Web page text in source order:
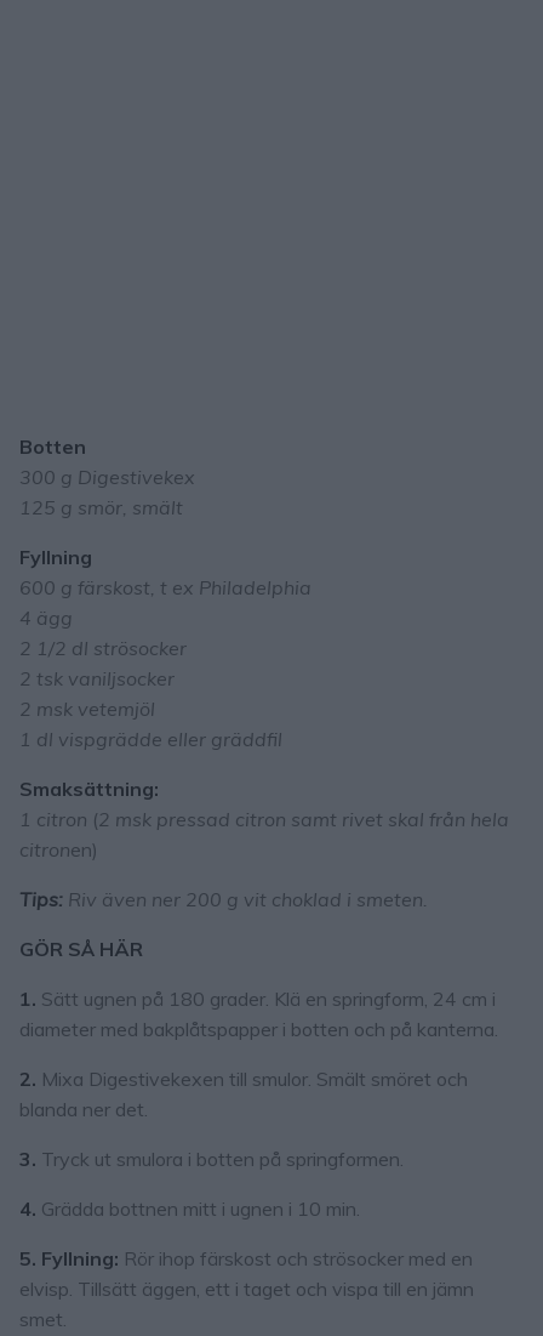
Botten
300 g Digestivekex
125 g smör, smält
Fyllning
600 g färskost, t ex Philadelphia
4 ägg
2 1/2 dl strösocker
2 tsk vaniljsocker
2 msk vetemjöl
1 dl vispgrädde eller gräddfil
Smaksättning:
1 citron (2 msk pressad citron samt rivet skal från hela
citronen)
Tips: Riv även ner 200 g vit choklad i smeten.
GÖR SÅ HÄR
1. Sätt ugnen på 180 grader. Klä en springform, 24 cm i
diameter med bakplåtspapper i botten och på kanterna.
2. Mixa Digestivekexen till smulor. Smält smöret och
blanda ner det.
3. Tryck ut smulora i botten på springformen.
4. Grädda bottnen mitt i ugnen i 10 min.
5. Fyllning: Rör ihop färskost och strösocker med en
elvisp. Tillsätt äggen, ett i taget och vispa till en jämn
smet.